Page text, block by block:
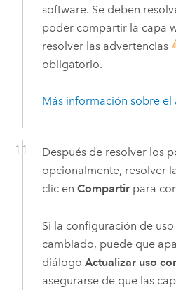
software. Se deben
poder compartir la capa
resolver las advertencias
obligatorio.
Más información sobre el
Después de resolver los
opcionalmente, resolver
clic en Compartirpara
Si la configuración de
cambiado, puede que
diálogo Actualizar uso
asegurarse de que las